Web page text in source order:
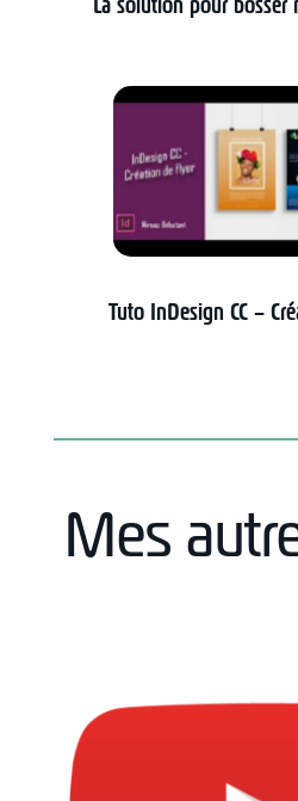
Tuto InDesign CC –
Mes